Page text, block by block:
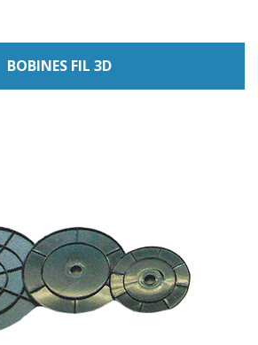
BOBINES FIL 3D